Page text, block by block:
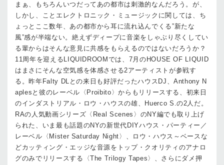
まぁ、もちろんいつだってあの都市は刺激的なんだろう。が、
しかし、ことエレクトロニック・ミュージックに関しては、ち
ょっとここ数年、あの都市から耳に流れ込んでくる”新たな
風”感が半端ない。絶えずディープに音楽をしゃぶり尽くしてい
る輩からはそんな意見に共感をもらえるのではないだろうか？
11周年を迎えるLIQUIDROOMでは、7月のHOUSE OF LIQUID
はまさにそんな空気感を体感させる2アーティストが参戦す
る。昨年Falty DLとの来日も好評だったハウスDJ、Anthony N
aplesと彼のレーベル〈Proibito〉からもリリースする、初来日
のインダストリアル・ロウ・ハウスの雄、Huerco S.の2人だ。
RAの人気動画シリーズ〈Real Scenes〉のNY編でも取り上げ
られた、いま最も話題のNYの新世代DIYハウス・パーティー／
レーベル〈Mister Saturday Night〉、ロウ・ハウス～ベースな
どカッティング・エッジな音源をトップ・クオリティのアナロ
グのみでリリースする〈The Trilogy Tapes〉、さらにダメ押